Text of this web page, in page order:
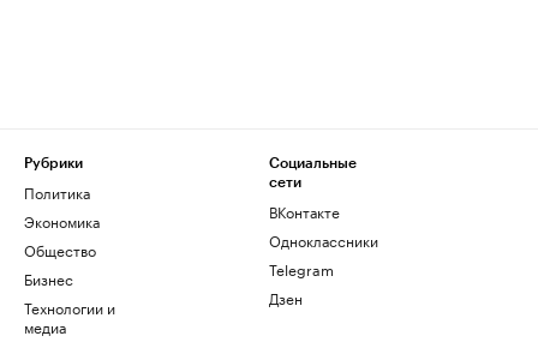
Рубрики
Политика
Экономика
Общество
Бизнес
Технологии и
медиа
Социальные
сети
ВКонтакте
Одноклассники
Telegram
Дзен